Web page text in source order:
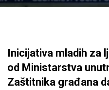
Inicijativa mladih za
od Ministarstva
Zaštitnika građana